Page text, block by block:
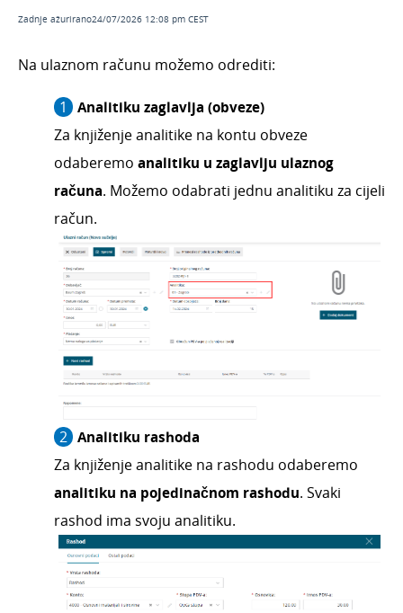
Ulazni računi - pregled poslovanja s
grafikonima
Pregled računa plaćenih platnim karticama
Pregled po rashodima
Pregled po analitikama
Pregled rashoda
Česta pitanja
Službena putovanja
Ponude
Otvorene stavke
Obračun kamata
Zalihe
Dnevni utržak
Blagajna
Maloprodaja
Bankovni izvodi
Nalozi za plaćanje
Mobilna aplikacija
Pokazatelji
Izvještavanje o naplati
Zadnje ažurirano24/07/2026 12:08 pm CEST
Na ulaznom računu možemo odrediti:
Analitiku zaglavlja (obveze)
Za knjiženje analitike na kontu obveze
odaberemo analitiku u zaglavlju ulaznog
računa. Možemo odabrati jednu analitiku za cijeli
račun.
Analitiku rashoda
Za knjiženje analitike na rashodu odaberemo
analitiku na pojedinačnom rashodu. Svaki
rashod ima svoju analitiku.